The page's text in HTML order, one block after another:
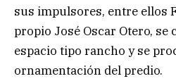
sus impulsores, entre ellos
propio José Oscar Otero,
espacio tipo rancho y se
ornamentación del predio.